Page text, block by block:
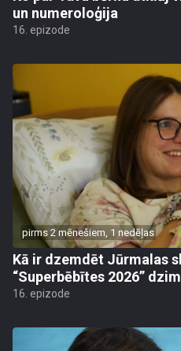
un numeroloģija
16. epizode
pirms 2 mēnešiem, 1 nedēļas
Kā ir dzemdēt Jūrmalas
“Superbēbītes 2026”
16. epizode